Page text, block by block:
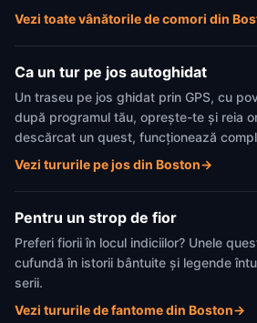
Vezi toate vânătorile de comori din
Ca un tur pe jos autoghidat
Un traseu pe jos ghidat prin GPS, cu
după programul tău, oprește-te și reia
descărcat un quest, funcționează
Vezi tururile pe jos din Boston→
Pentru un strop de fior
Preferi fiorii în locul indiciilor? Unele
cufundă în istorii bântuite și legende
serii.
Vezi tururile de fantome din Boston→